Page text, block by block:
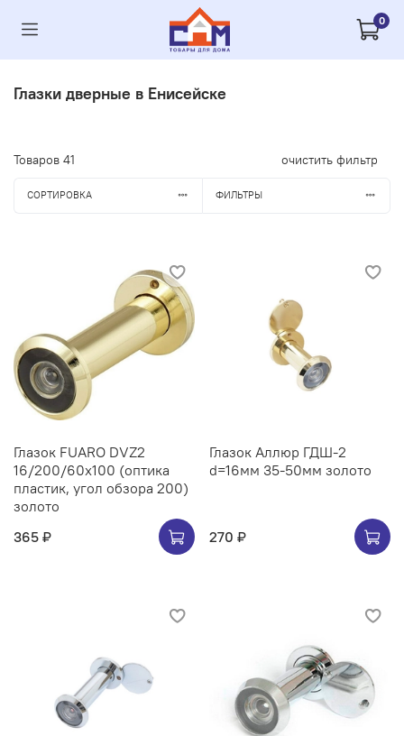
0
Глазки дверные в Енисейске
Товаров 41 очистить фильтр
СОРТИРОВКА ФИЛЬТРЫ
Глазок FUARO DVZ2
16/200/60x100 (оптика
пластик, угол обзора 200)
золото
365 ₽
Глазок Аллюр ГДШ-2
d=16мм 35-50мм золото
270 ₽